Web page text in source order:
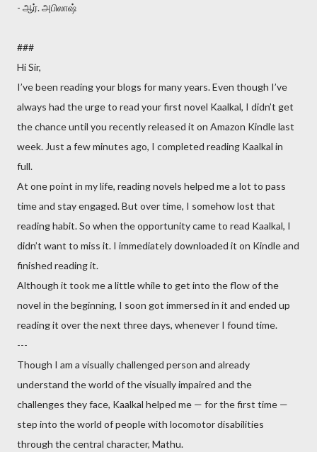
- ஆர். அபிலாஷ்
###
Hi Sir,
I’ve been reading your blogs for many years. Even though I’ve
always had the urge to read your first novel Kaalkal, I didn’t get
the chance until you recently released it on Amazon Kindle last
week. Just a few minutes ago, I completed reading Kaalkal in
full.
At one point in my life, reading novels helped me a lot to pass
time and stay engaged. But over time, I somehow lost that
reading habit. So when the opportunity came to read Kaalkal, I
didn’t want to miss it. I immediately downloaded it on Kindle and
finished reading it.
Although it took me a little while to get into the flow of the
novel in the beginning, I soon got immersed in it and ended up
reading it over the next three days, whenever I found time.
---
Though I am a visually challenged person and already
understand the world of the visually impaired and the
challenges they face, Kaalkal helped me — for the first time —
step into the world of people with locomotor disabilities
through the central character, Mathu.